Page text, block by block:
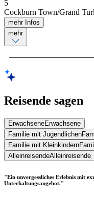
5
Cockburn Town/Grand
mehr Infos
mehr
Reisende sagen
ErwachseneErwachsene
Familie mit Jugendlichen
Familie mit Kleinkindern
AlleinreisendeAlleinreisende
"Ein unvergessliches Erlebnis mit
Unterhaltungsangebot."